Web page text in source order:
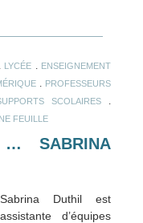
LYCÉE
ENSEIGNEMENT
.
PROFESSEURS
SCOLAIRES
FEUILLE
… SABRINA
Sabrina Duthil est
assistante d’équipes